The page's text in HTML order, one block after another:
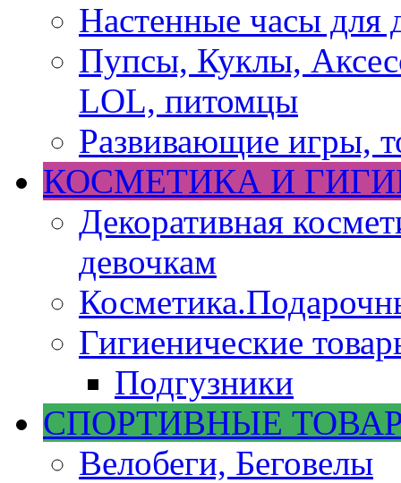
Настенные часы для
Пупсы, Куклы,
LOL, питомцы
Развивающие игры,
КОСМЕТИКА И
Декоративная
девочкам
Гигиенические
Подгузники
СПОРТИВНЫЕ
Велобеги, Беговелы